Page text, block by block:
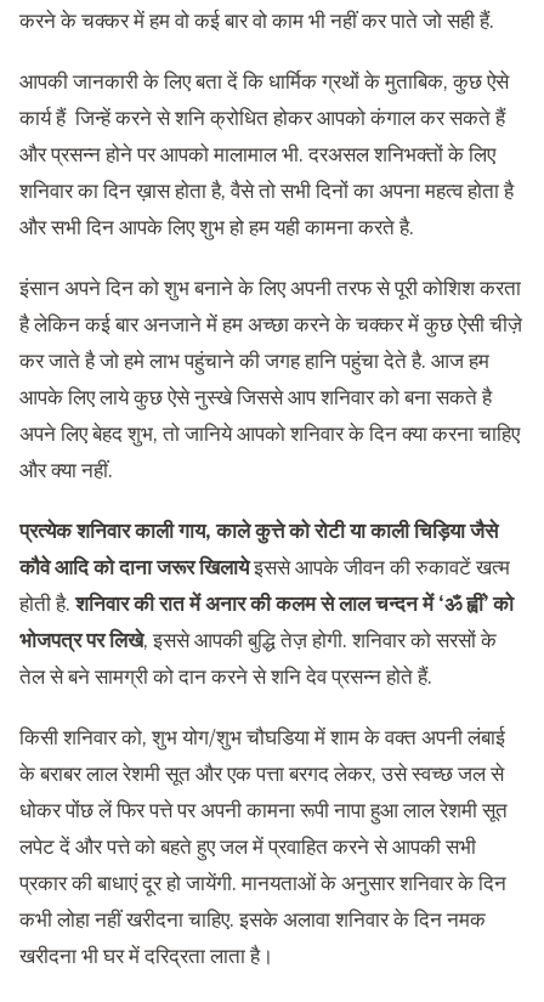
करने के चक्कर में हम वो कई बार वो काम भी नहीं कर पाते जो सही हैं.
आपकी जानकारी के लिए बता दें कि धार्मिक ग्रथों के मुताबिक, कुछ ऐसे
कार्य हैं जिन्हें करने से शनि क्रोधित होकर आपको कंगाल कर सकते हैं
और प्रसन्न होने पर आपको मालामाल भी. दरअसल शनिभक्तों के लिए
शनिवार का दिन ख़ास होता है, वैसे तो सभी दिनों का अपना महत्व होता है
और सभी दिन आपके लिए शुभ हो हम यही कामना करते है.
इंसान अपने दिन को शुभ बनाने के लिए अपनी तरफ से पूरी कोशिश करता
है लेकिन कई बार अनजाने में हम अच्छा करने के चक्कर में कुछ ऐसी चीज़े
कर जाते है जो हमे लाभ पहुंचाने की जगह हानि पहुंचा देते है. आज हम
आपके लिए लाये कुछ ऐसे नुस्खे जिससे आप शनिवार को बना सकते है
अपने लिए बेहद शुभ, तो जानिये आपको शनिवार के दिन क्या करना चाहिए
और क्या नहीं.
प्रत्येक शनिवार काली गाय, काले कुत्ते को रोटी या काली चिड़िया जैसे
कौवे आदि को दाना जरूर खिलायेइससे आपके जीवन की रुकावटें खत्म
होती है.शनिवार की रात में अनार की कलम से लाल चन्दन में ‘ॐ ह्वीं’ को
भोजपत्र पर लिखे, इससे आपकी बुद्धि तेज़ होगी. शनिवार को सरसों के
तेल से बने सामग्री को दान करने से शनि देव प्रसन्न होते हैं.
किसी शनिवार को, शुभ योग/शुभ चौघडिया में शाम के वक्त अपनी लंबाई
के बराबर लाल रेशमी सूत और एक पत्ता बरगद लेकर, उसे स्वच्छ जल से
धोकर पोंछ लें फिर पत्ते पर अपनी कामना रूपी नापा हुआ लाल रेशमी सूत
लपेट दें और पत्ते को बहते हुए जल में प्रवाहित करने से आपकी सभी
प्रकार की बाधाएं दूर हो जायेंगी. मानयताओं के अनुसार शनिवार के दिन
कभी लोहा नहीं खरीदना चाहिए. इसके अलावा शनिवार के दिन नमक
खरीदना भी घर में दरिद्रता लाता है।